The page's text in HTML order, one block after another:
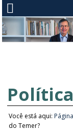
Política
Você está aqui:
do Temer?